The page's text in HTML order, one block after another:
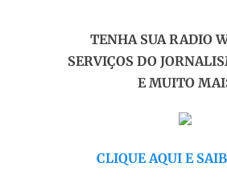
TENHA SUA RADIO
SERVIÇOS DO
E MUITO
CLIQUE AQUI E